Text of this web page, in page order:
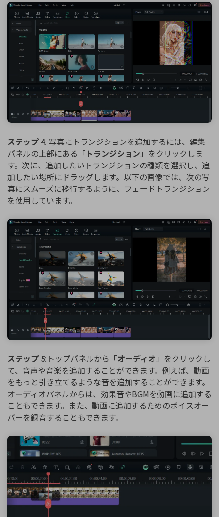
ステップ 4: 写真にトランジションを追加するには、編集
パネルの上部にある「 トランジション 」をクリックしま
す。次に、追加したいトランジションの種類を選択し、追
加したい場所にドラッグします。以下の画像では、次の写
真にスムーズに移行するように、フェードトランジション
を使用しています。
ステップ 5:トップパネルから「オーディオ 」をクリックし
て、音声や音楽を追加することができます。例えば、動画
をもっと引き立てるような音を追加することができます。
オーディオパネルからは、効果音やBGMを動画に追加する
こともできます。また、動画に追加するためのボイスオー
バーを録音することもできます。